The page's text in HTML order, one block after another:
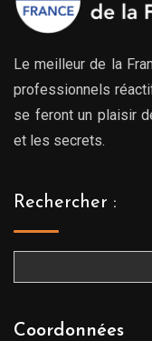
Le meilleur de la
professionnels
se feront un plaisir
et les secrets.
Rechercher :
Coordonnées